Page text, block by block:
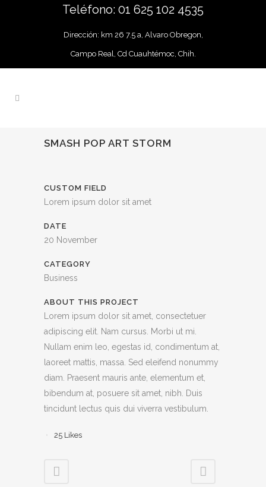
Teléfono: 01 625 102 4535
Dirección: km 26 7.5 a, Alvaro Obregon,
Campo Real, Cd Cuauhtémoc, Chih.
SMASH POP ART STORM
CUSTOM FIELD
Lorem ipsum dolor sit amet
DATE
20 November
CATEGORY
Business
ABOUT THIS PROJECT
Lorem ipsum dolor sit amet, consectetuer
adipiscing elit. Nam cursus. Morbi ut mi.
Nullam enim leo, egestas id, condimentum at,
laoreet mattis, massa. Sed eleifend nonummy
diam. Praesent mauris ante, elementum et,
bibendum at, posuere sit amet, nibh. Duis
tincidunt lectus quis dui viverra vestibulum.
25 Likes